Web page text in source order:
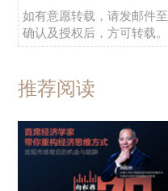
如有意愿转载，请发邮件至
确认及授权后，方可转载。
推荐阅读